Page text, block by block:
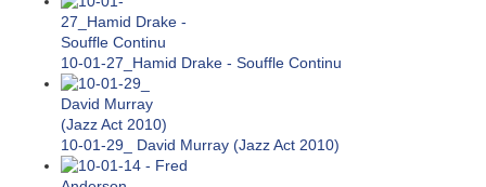
10-01-27_Hamid Drake - Souffle Continu
10-01-29_ David Murray (Jazz Act 2010)